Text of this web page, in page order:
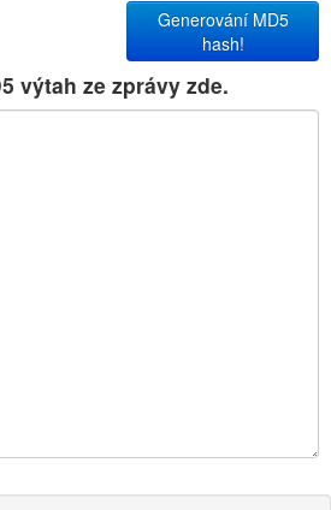
Generování MD5
hash!
výtah ze zprávy zde.